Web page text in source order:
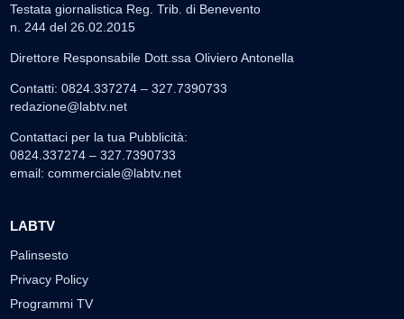
Testata giornalistica Reg. Trib. di Benevento
n. 244 del 26.02.2015
Direttore Responsabile Dott.ssa Oliviero Antonella
Contatti: 0824.337274 – 327.7390733
redazione@labtv.net
Contattaci per la tua Pubblicità:
0824.337274 – 327.7390733
email: commerciale@labtv.net
LABTV
Palinsesto
Privacy Policy
Programmi TV